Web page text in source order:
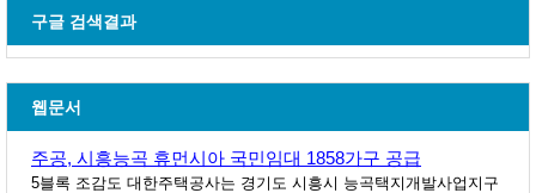
구글 검색결과
웹문서
주공, 시흥능곡 휴먼시아 국민임대 1858가구 공급
5블록 조감도 대한주택공사는 경기도 시흥시 능곡택지개발사업지구